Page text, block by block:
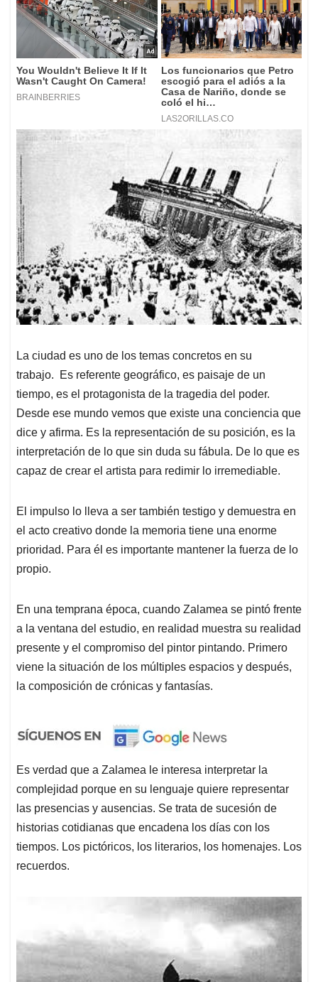
La ciudad es uno de los temas concretos en su
trabajo. Es referente geográfico, es paisaje de un
tiempo, es el protagonista de la tragedia del poder.
Desde ese mundo vemos que existe una conciencia que
dice y afirma. Es la representación de su posición, es la
interpretación de lo que sin duda su fábula. De lo que es
capaz de crear el artista para redimir lo irremediable.
El impulso lo lleva a ser también testigo y demuestra en
el acto creativo donde la memoria tiene una enorme
prioridad. Para él es importante mantener la fuerza de lo
propio.
En una temprana época, cuando Zalamea se pintó frente
a la ventana del estudio, en realidad muestra su realidad
presente y el compromiso del pintor pintando. Primero
viene la situación de los múltiples espacios y después,
la composición de crónicas y fantasías.
Es verdad que a Zalamea le interesa interpretar la
complejidad porque en su lenguaje quiere representar
las presencias y ausencias. Se trata de sucesión de
historias cotidianas que encadena los días con los
tiempos. Los pictóricos, los literarios, los homenajes. Los
recuerdos.